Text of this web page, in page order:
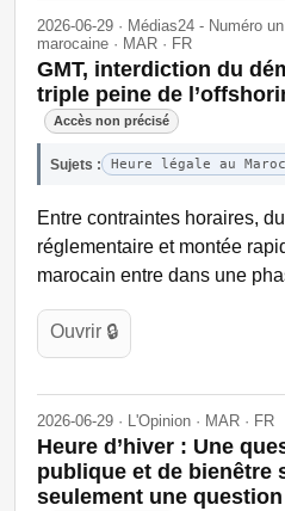
2026-06-29 · Médias24 - Numéro
marocaine · MAR · FR
GMT, interdiction du
triple peine de
Accès non précisé
Sujets : Heure légale au Maroc
Entre contraintes horaires,
réglementaire et montée
marocain entre dans une
Ouvrir 🔒
2026-06-29 · L'Opinion · MAR · FR
Heure d’hiver : Une
publique et de bienêtre
seulement une question